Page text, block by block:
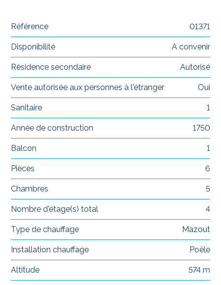
Référence 01371
Disponibilité A convenir
Résidence secondaire Autorisé
Vente autorisée aux personnes à l'étranger Oui
Sanitaire 1
Année de construction 1750
Balcon 1
Pièces 6
Chambres 5
Nombre d'étage(s) total 4
Type de chauffage Mazout
Installation chauffage Poêle
Altitude 574 m